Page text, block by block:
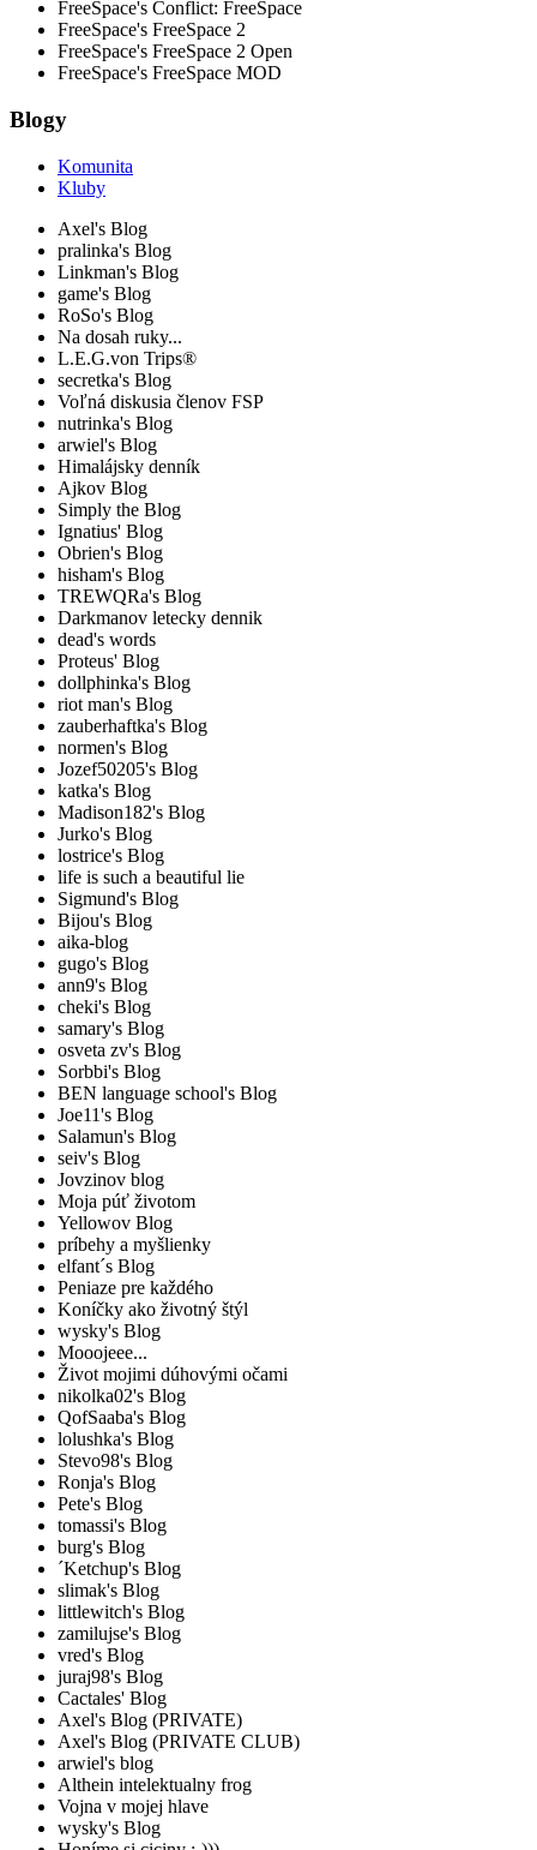
FreeSpace's Conflict: FreeSpace
FreeSpace's FreeSpace 2
FreeSpace's FreeSpace 2 Open
FreeSpace's FreeSpace MOD
Blogy
Komunita
Kluby
Axel's Blog
pralinka's Blog
Linkman's Blog
game's Blog
RoSo's Blog
Na dosah ruky...
L.E.G.von Trips®
secretka's Blog
Voľná diskusia členov FSP
nutrinka's Blog
arwiel's Blog
Himalájsky denník
Ajkov Blog
Simply the Blog
Ignatius' Blog
Obrien's Blog
hisham's Blog
TREWQRa's Blog
Darkmanov letecky dennik
dead's words
Proteus' Blog
dollphinka's Blog
riot man's Blog
zauberhaftka's Blog
normen's Blog
Jozef50205's Blog
katka's Blog
Madison182's Blog
Jurko's Blog
lostrice's Blog
life is such a beautiful lie
Sigmund's Blog
Bijou's Blog
aika-blog
gugo's Blog
ann9's Blog
cheki's Blog
samary's Blog
osveta zv's Blog
Sorbbi's Blog
BEN language school's Blog
Joe11's Blog
Salamun's Blog
seiv's Blog
Jovzinov blog
Moja púť životom
Yellowov Blog
príbehy a myšlienky
elfant´s Blog
Peniaze pre každého
Koníčky ako životný štýl
wysky's Blog
Mooojeee...
Život mojimi dúhovými očami
nikolka02's Blog
QofSaaba's Blog
lolushka's Blog
Stevo98's Blog
Ronja's Blog
Pete's Blog
tomassi's Blog
burg's Blog
´Ketchup's Blog
slimak's Blog
littlewitch's Blog
zamilujse's Blog
vred's Blog
juraj98's Blog
Cactales' Blog
Axel's Blog (PRIVATE)
Axel's Blog (PRIVATE CLUB)
arwiel's blog
Althein intelektualny frog
Vojna v mojej hlave
wysky's Blog